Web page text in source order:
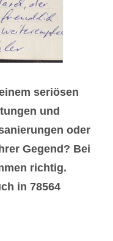
seriösen
und
oder
Gegend? Bei
richtig.
in 78564